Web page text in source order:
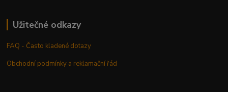
Užitečné odkazy
FAQ - Často kladené dotazy
Obchodní podmínky a reklamační řád